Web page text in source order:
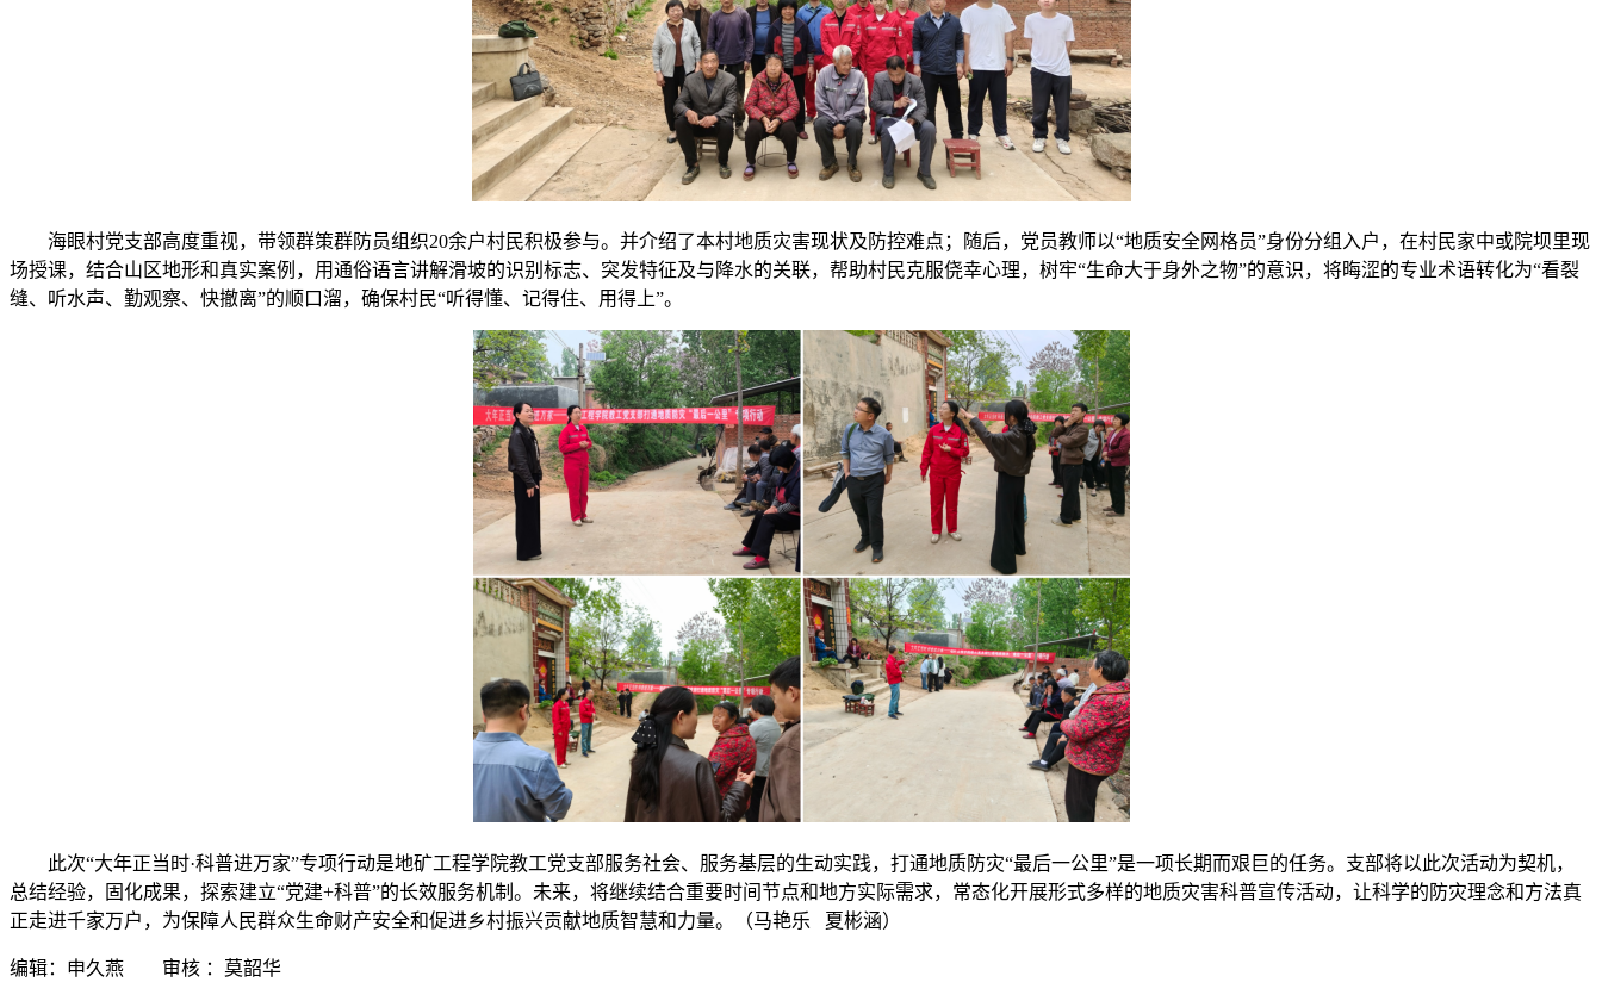
海眼村党支部高度重视，带领群策群防员组织20余户村民积极参与。并介绍了本村地质灾害现状及防控难点；随后，党员教师以“地质安全网格员”身份分组入户，在村民家中或院坝里现
场授课，结合山区地形和真实案例，用通俗语言讲解滑坡的识别标志、突发特征及与降水的关联，帮助村民克服侥幸心理，树牢“生命大于身外之物”的意识，将晦涩的专业术语转化为“看裂
缝、听水声、勤观察、快撤离”的顺口溜，确保村民“听得懂、记得住、用得上”。
此次“大年正当时·科普进万家”专项行动是地矿工程学院教工党支部服务社会、服务基层的生动实践，打通地质防灾“最后一公里”是一项长期而艰巨的任务。支部将以此次活动为契机，
总结经验，固化成果，探索建立“党建+科普”的长效服务机制。未来，将继续结合重要时间节点和地方实际需求，常态化开展形式多样的地质灾害科普宣传活动，让科学的防灾理念和方法真
正走进千家万户，为保障人民群众生命财产安全和促进乡村振兴贡献地质智慧和力量。（马艳乐 夏彬涵）
编辑：申久燕 审核 ：莫韶华